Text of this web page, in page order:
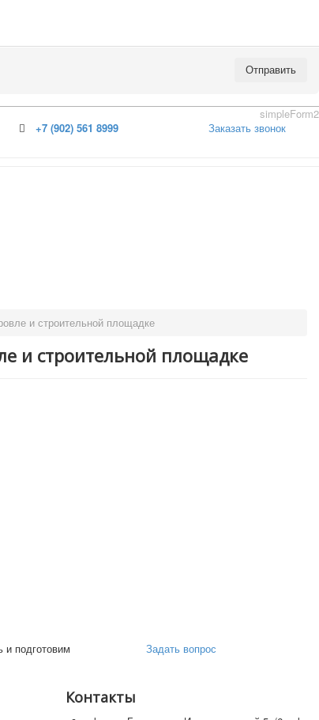
Отправить
simpleForm2
Заказать звонок
+7 (902) 561 8999
и строительной площадке
и строительной площадке
и подготовим
Задать вопрос
Контакты